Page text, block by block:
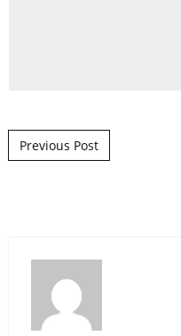
Post navigation
Previous Post